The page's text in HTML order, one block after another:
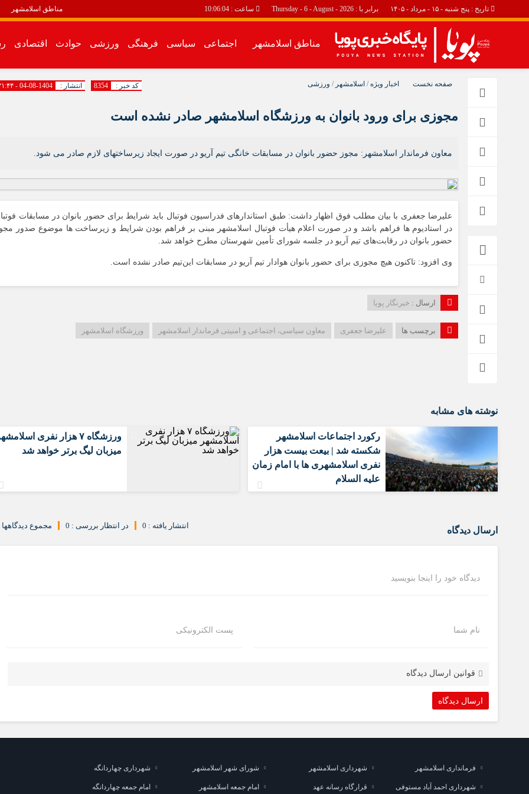
تاریخ : پنج شنبه - ۱۵ - مرداد - ۱۴۰۵ برابر با : Thursday - 6 - August - 2026 ساعت : 10:06:04 مناطق اسلامشهر
مناطق اسلامشهر اجتماعی سیاسی فرهنگی ورزشی حوادث اقتصادی
چهاردانگه
اجتماعی فرهنگی
حوادث اقتصادی
توحید
زرافشان
شهرک های
صفحه نخست اخبار ویژه/ اسلامشهر / ورزشی انتشار : 1404-08-04 - ۲۱:۴۴ کد خبر : 8354
مجوزی برای ورود بانوان به ورزشگاه اسلامشهر صادر نشده است
معاون فرماندار اسلامشهر: مجوز حضور بانوان در مسابقات خانگی تیم آریو در صورت ایجاد زیرساختهای لازم صادر می شود.
علیرضا جعفری با بیان مطلب فوق اظهار داشت: طبق استاندارهای فدراسیون فوتبال باید شرایط برای حضور بانوان در مسابقات
در استادیوم ها فراهم باشد و در صورت اعلام هیأت فوتبال اسلامشهر مبنی بر فراهم بودن شرایط و زیرساخت ها موضوع صدور
حضور بانوان در رقابت‌های تیم آریو در جلسه شورای تأمین شهرستان مطرح خواهد شد.
وی افزود: تاکنون‌ هيچ مجوزی برای حضور بانوان هوادار تیم آریو در مسابقات این‌تیم صادر نشده است.
ارسال : خبرنگار پویا
برچسب ها علیرضا جعفری معاون سیاسی، اجتماعی و امنیتی فرماندار اسلامشهر ورزشگاه اسلامشهر
نوشته های مشابه
رکورد اجتماعات اسلامشهر
شکسته شد | بیعت بیست هزار
نفری اسلامشهری ها با امام زمان
علیه السلام
️ورزشگاه ۷ هزار نفری
میزبان لیگ برتر خواهد شد
ارسال دیدگاه مجموع دیدگاهها : در انتظار بررسی : 0 انتشار یافته : 0
دیدگاه خود را اینجا بنویسید
نام شما پست الکترونیکی
قوانین ارسال دیدگاه
فرمانداری اسلامشهر شهرداری اسلامشهر شورای شهر اسلامشهر شهرداری چهاردانگه
شهرداری احمد آباد مستوفی قرارگاه رسانه عهد امام جمعه اسلامشهر امام جمعه چهاردانگه